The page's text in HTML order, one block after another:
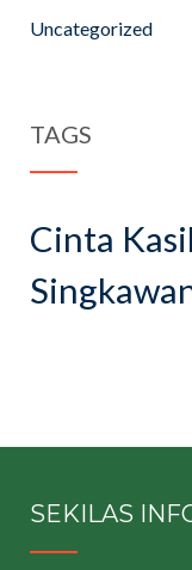
Uncategorized
TAGS
Cinta
SEKILAS